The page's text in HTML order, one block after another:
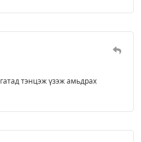
тэнцэж үзэж амьдрах